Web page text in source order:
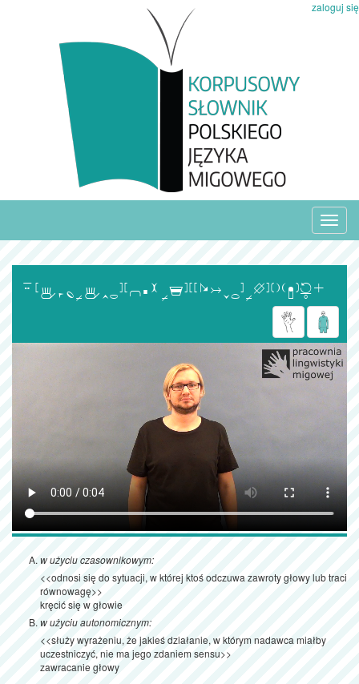
zaloguj się

w użyciu czasownikowym:
<<odnosi się do sytuacji, w której ktoś odczuwa zawroty głowy lub traci
równowagę>>
kręcić się w głowie
w użyciu autonomicznym:
<<służy wyrażeniu, że jakieś działanie, w którym nadawca miałby
uczestniczyć, nie ma jego zdaniem sensu>>
zawracanie głowy